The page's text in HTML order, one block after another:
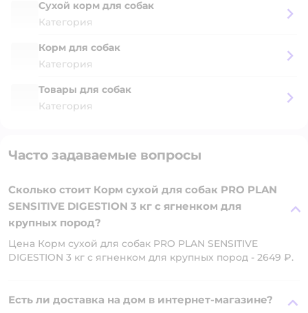
Сухой корм для собак
Категория
Корм для собак
Категория
Товары для собак
Категория
Часто задаваемые вопросы
Сколько стоит Корм сухой для собак PRO PLAN
SENSITIVE DIGESTION 3 кг с ягненком для
крупных пород?
Цена Корм сухой для собак PRO PLAN SENSITIVE
DIGESTION 3 кг с ягненком для крупных пород - 2649 ₽.
Есть ли доставка на дом в интернет-магазине?